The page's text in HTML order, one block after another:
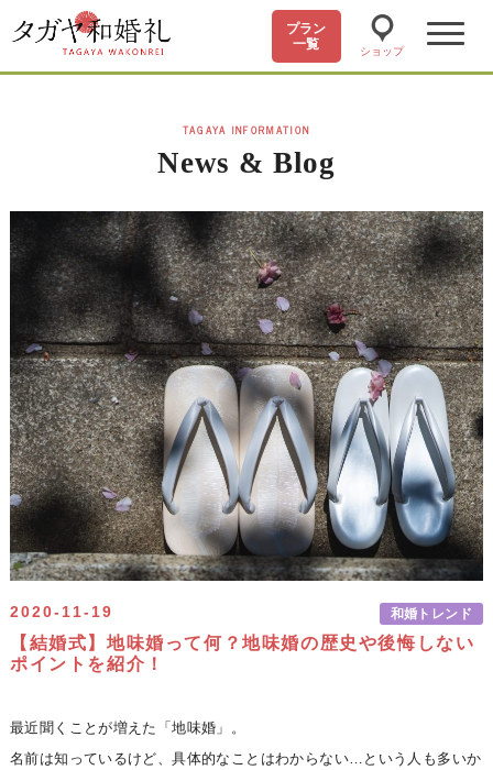
プラン
一覧
ショップ
TAGAYA INFORMATION
News & Blog
2020-11-19 和婚トレンド
【結婚式】地味婚って何？地味婚の歴史や後悔しない
ポイントを紹介！
最近聞くことが増えた「地味婚」。
名前は知っているけど、具体的なことはわからない…という人も多いか